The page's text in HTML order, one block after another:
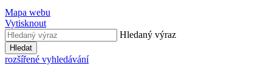
Mapa webu
Vytisknout
Hledaný výraz
Hledat
rozšířené vyhledávání